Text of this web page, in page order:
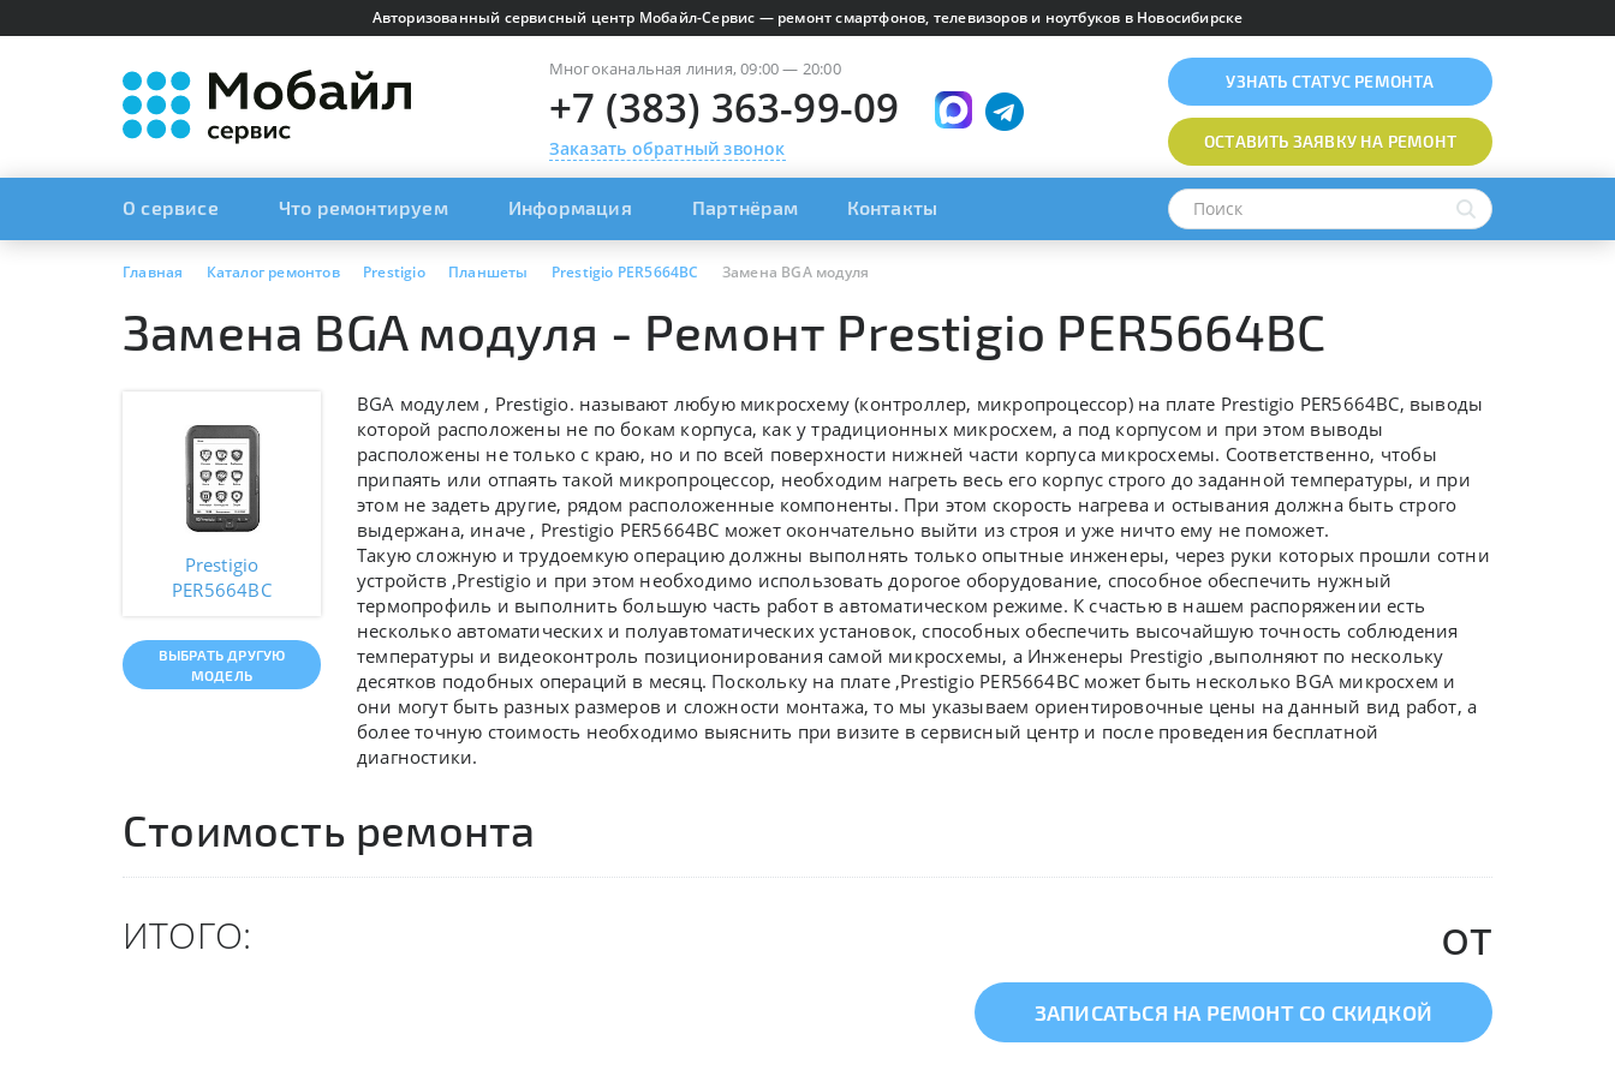
Авторизованный сервисный центр Мобайл-Сервис — ремонт смартфонов, телевизоров и ноутбуков в Новосибирске
Многоканальная линия, 09:00 — 20:00
+7 (383) 363-99-09
Заказать обратный звонок
УЗНАТЬ СТАТУС РЕМОНТА
ОСТАВИТЬ ЗАЯВКУНА РЕМОНТ
О сервисе Что ремонтируем Информация Партнёрам Контакты
Главная Каталог ремонтов Prestigio Планшеты Prestigio PER5664BC Замена BGA модуля
Замена BGA модуля - Ремонт Prestigio PER5664BC
Prestigio
PER5664BC
ВЫБРАТЬ ДРУГУЮ
МОДЕЛЬ
BGA модулем , Prestigio. называют любую микросхему (контроллер, микропроцессор) на плате Prestigio PER5664BC, выводы
которой расположены не по бокам корпуса, как у традиционных микросхем, а под корпусом и при этом выводы
расположены не только с краю, но и по всей поверхности нижней части корпуса микросхемы. Соответственно, чтобы
припаять или отпаять такой микропроцессор, необходим нагреть весь его корпус строго до заданной температуры, и при
этом не задеть другие, рядом расположенные компоненты. При этом скорость нагрева и остывания должна быть строго
выдержана, иначе , Prestigio PER5664BC может окончательно выйти из строя и уже ничто ему не поможет.
Такую сложную и трудоемкую операцию должны выполнять только опытные инженеры, через руки которых прошли сотни
устройств ,Prestigio и при этом необходимо использовать дорогое оборудование, способное обеспечить нужный
термопрофиль и выполнить большую часть работ в автоматическом режиме. К счастью в нашем распоряжении есть
несколько автоматических и полуавтоматических установок, способных обеспечить высочайшую точность соблюдения
температуры и видеоконтроль позиционирования самой микросхемы, а Инженеры Prestigio ,выполняют по нескольку
десятков подобных операций в месяц. Поскольку на плате ,Prestigio PER5664BC может быть несколько BGA микросхем и
они могут быть разных размеров и сложности монтажа, то мы указываем ориентировочные цены на данный вид работ, а
более точную стоимость необходимо выяснить при визите в сервисный центр и после проведения бесплатной
диагностики.
Стоимость ремонта
ИТОГО: от
ЗАПИСАТЬСЯ НА РЕМОНТ СО СКИДКОЙ